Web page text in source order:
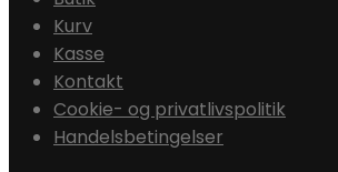
Kurv
Kasse
Kontakt
Cookie- og privatlivspolitik
Handelsbetingelser